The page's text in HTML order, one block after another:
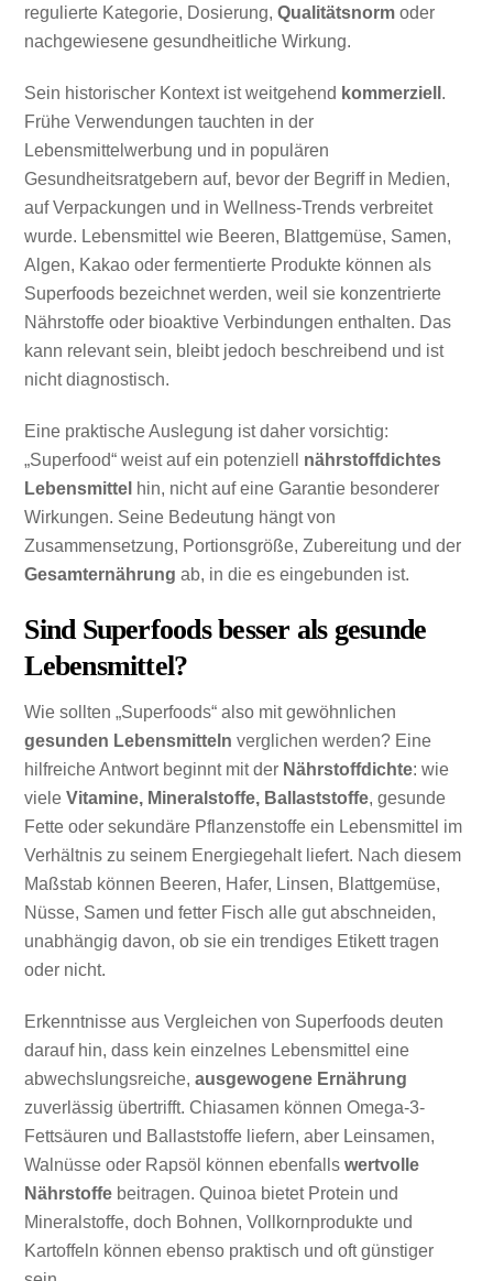
regulierte Kategorie, Dosierung,Qualitätsnorm oder
nachgewiesene gesundheitliche Wirkung.
Sein historischer Kontext ist weitgehend kommerziell .
Frühe Verwendungen tauchten in der
Lebensmittelwerbung und in populären
Gesundheitsratgebern auf, bevor der Begriff in Medien,
auf Verpackungen und in Wellness-Trends verbreitet
wurde. Lebensmittel wie Beeren, Blattgemüse, Samen,
Algen, Kakao oder fermentierte Produkte können als
Superfoods bezeichnet werden, weil sie konzentrierte
Nährstoffe oder bioaktive Verbindungen enthalten. Das
kann relevant sein, bleibt jedoch beschreibend und ist
nicht diagnostisch.
Eine praktische Auslegung ist daher vorsichtig:
„Superfood“ weist auf ein potenziell nährstoffdichtes
Lebensmittel hin, nicht auf eine Garantie besonderer
Wirkungen. Seine Bedeutung hängt von
Zusammensetzung, Portionsgröße, Zubereitung und der
Gesamternährung ab, in die es eingebunden ist.
Sind Superfoods besser als gesunde
Lebensmittel?
Wie sollten „Superfoods“ also mit gewöhnlichen
gesunden Lebensmitteln verglichen werden? Eine
hilfreiche Antwort beginnt mit der Nährstoffdichte: wie
vieleVitamine, Mineralstoffe, Ballaststoffe, gesunde
Fette oder sekundäre Pflanzenstoffe ein Lebensmittel im
Verhältnis zu seinem Energiegehalt liefert. Nach diesem
Maßstab können Beeren, Hafer, Linsen, Blattgemüse,
Nüsse, Samen und fetter Fisch alle gut abschneiden,
unabhängig davon, ob sie ein trendiges Etikett tragen
oder nicht.
Erkenntnisse aus Vergleichen von Superfoods deuten
darauf hin, dass kein einzelnes Lebensmittel eine
abwechslungsreiche,ausgewogene Ernährung
zuverlässig übertrifft. Chiasamen können Omega-3-
Fettsäuren und Ballaststoffe liefern, aber Leinsamen,
Walnüsse oder Rapsöl können ebenfallswertvolle
Nährstoffe beitragen. Quinoa bietet Protein und
Mineralstoffe, doch Bohnen, Vollkornprodukte und
Kartoffeln können ebenso praktisch und oft günstiger